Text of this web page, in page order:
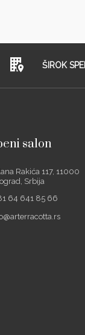
ŠIROK
salon
Rakića 117, 11000
Srbija
64 641 85 66